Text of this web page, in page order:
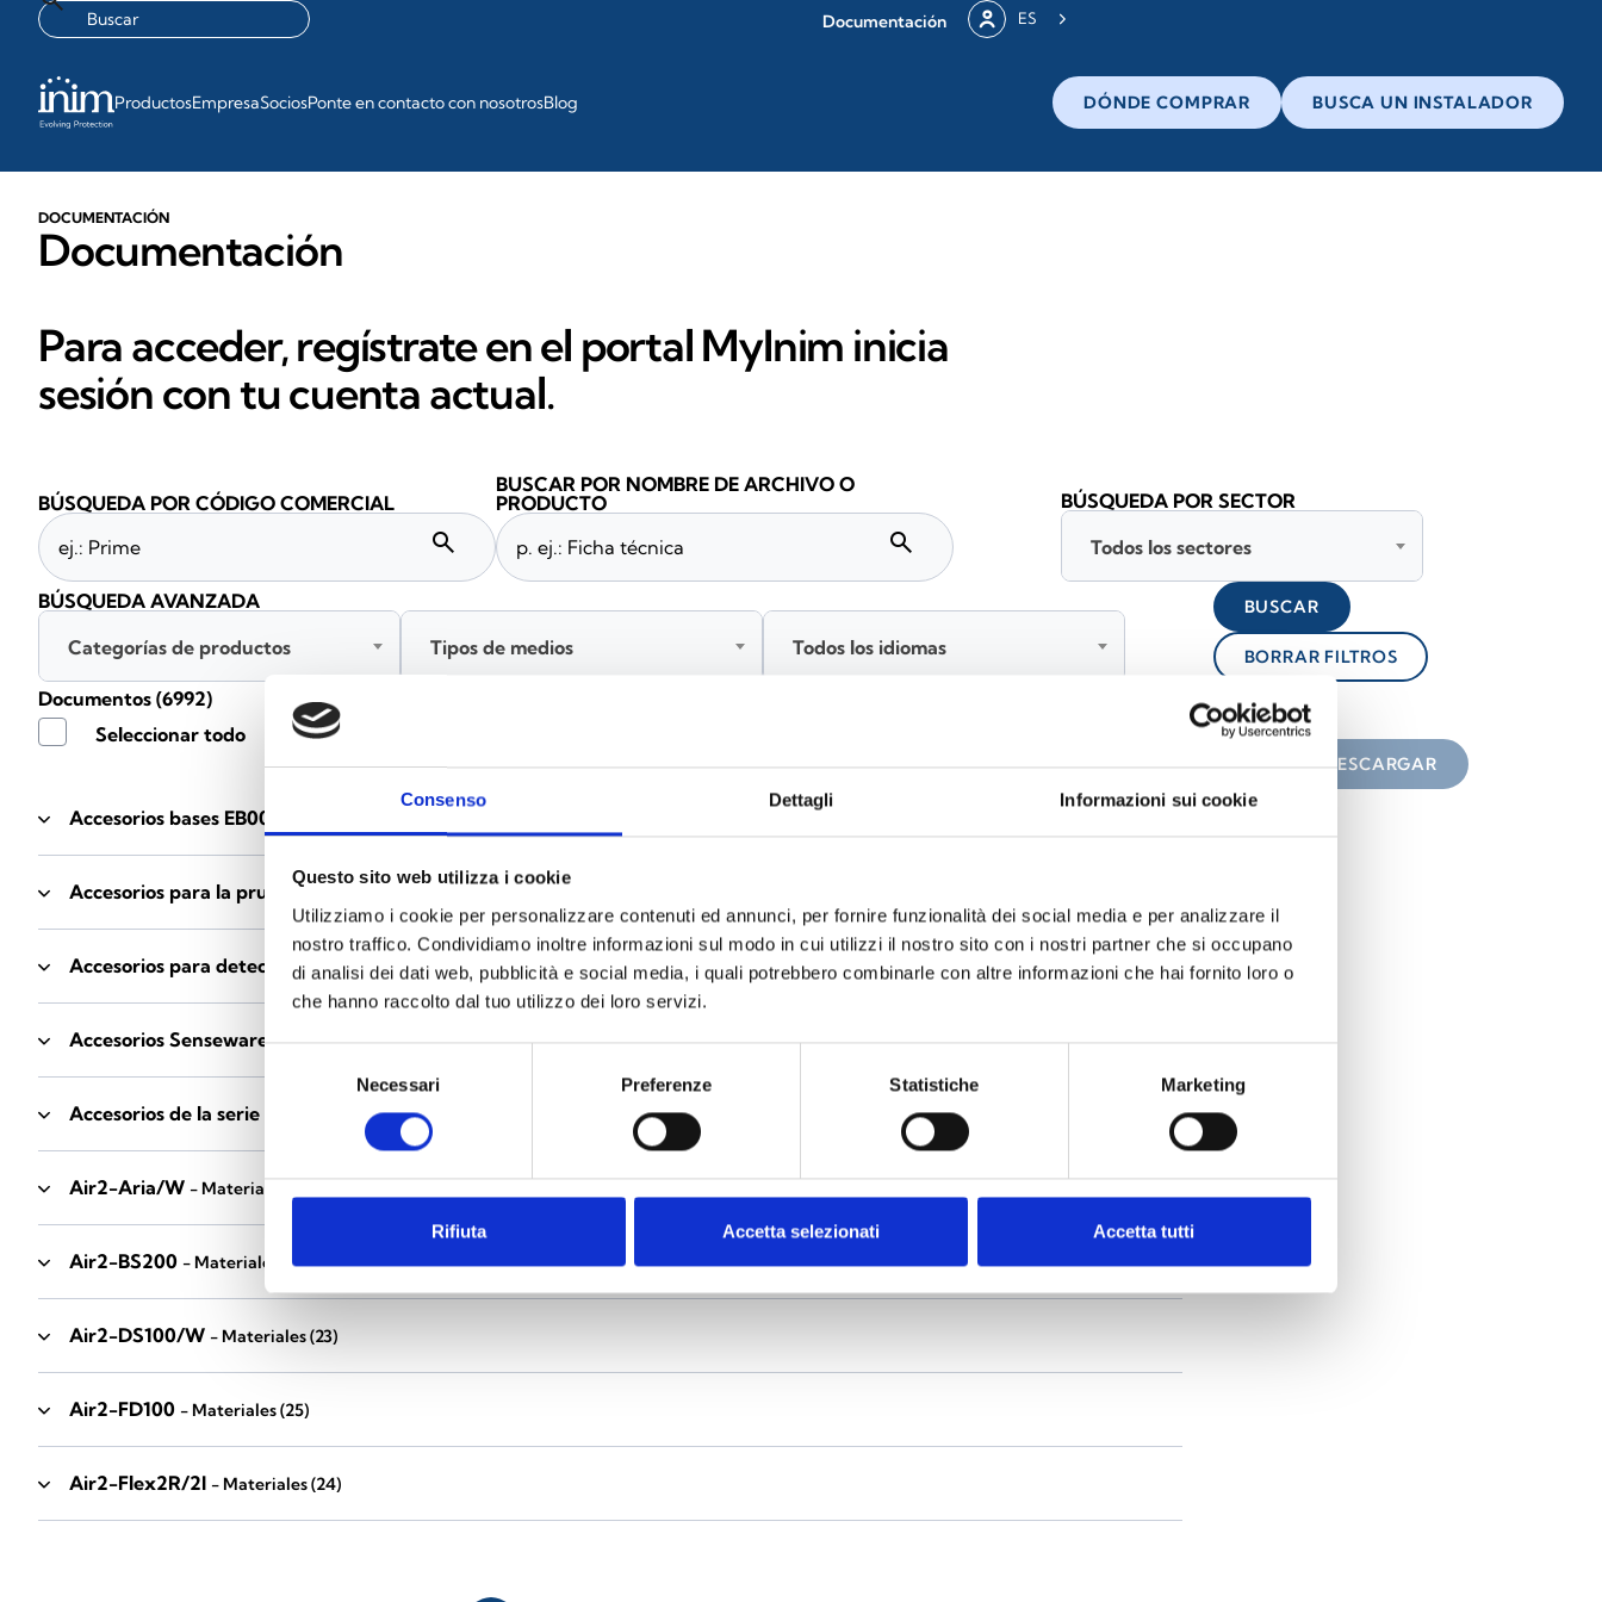
Consenso Dettagli Informazioni sui cookie
Questo sito web utilizza i cookie
Utilizziamo i cookie per personalizzare contenuti ed annunci, per fornire funzionalità dei social media e per analizzare il
nostro traffico. Condividiamo inoltre informazioni sul modo in cui utilizzi il nostro sito con i nostri partner che si occupano
di analisi dei dati web, pubblicità e social media, i quali potrebbero combinarle con altre informazioni che hai fornito loro o
che hanno raccolto dal tuo utilizzo dei loro servizi.
Necessari Preferenze Statistiche Marketing
Rifiuta Accetta selezionati Accetta tutti
Documentación ES
ProductosEmpresaSociosPonte en contacto con nosotrosBlog DÓNDE COMPRAR BUSCA UN INSTALADOR
DOCUMENTACIÓN
Documentación
Para acceder, regístrate en el portal MyInim inicia
sesión con tu cuenta actual.
Accesorios bases EB00
Accesorios para la prueba de detectores
Accesorios para detectores Enea - Materiales(35)
Accesorios Senseware - Materiales(2)
Accesorios de la serie Industrial - Materiales
Air2-Aria/W - Materiales
Air2-BS200 - Materiales (34)
Air2-DS100/W - Materiales(23)
Air2-FD100 - Materiales(25)
Air2-Flex2R/2I - Materiales(24)
Documentos (6992)
Seleccionar todo
DESCARGAR
BÚSQUEDA POR CÓDIGO COMERCIAL
search
BUSCAR POR NOMBRE DE ARCHIVO O
PRODUCTO
search
BÚSQUEDA POR SECTOR
Todos los sectores
BÚSQUEDA AVANZADA
Categorías de productos
Tipos de medios Todos los idiomas
BUSCAR
BORRAR FILTROS